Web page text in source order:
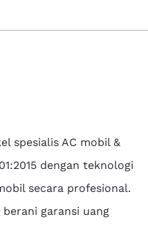
spesialis AC mobil &
dengan teknologi
secara profesional.
garansi uang